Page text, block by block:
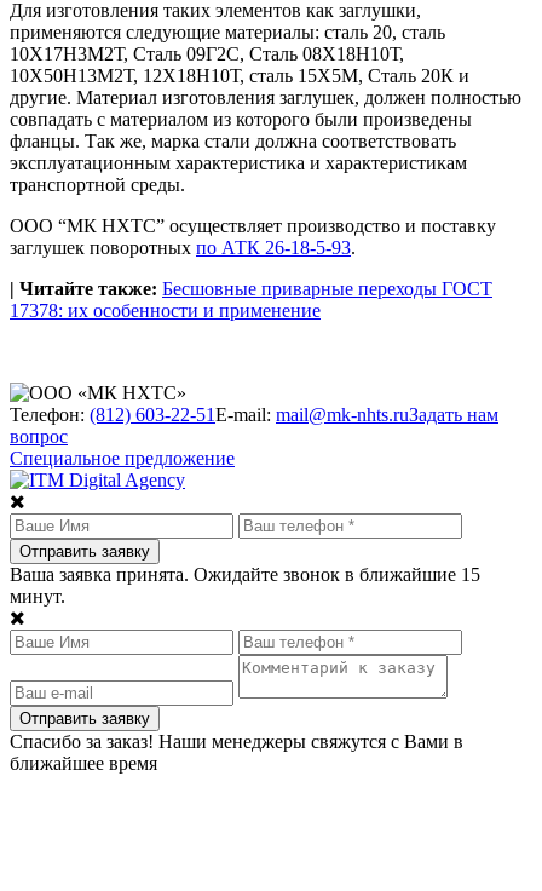
Для изготовления таких элементов как заглушки,
применяются следующие материалы: сталь 20, сталь
10Х17Н3М2Т, Сталь 09Г2С, Сталь 08Х18Н10Т,
10Х50Н13М2Т, 12Х18Н10Т, сталь 15Х5М, Сталь 20К и
другие. Материал изготовления заглушек, должен полностью
совпадать с материалом из которого были произведены
фланцы. Так же, марка стали должна соответствовать
эксплуатационным характеристика и характеристикам
транспортной среды.
ООО “МК НХТС” осуществляет производство и поставку
заглушек поворотных по АТК 26-18-5-93.
| Читайте также: Бесшовные приварные переходы ГОСТ
17378: их особенности и применение
Телефон: (812) 603-22-51E-mail: mail@mk-nhts.ruЗадать нам
вопрос
Специальное предложение
Ваша заявка принята. Ожидайте звонок в ближайшие 15
минут.
Спасибо за заказ! Наши менеджеры свяжутся с Вами в
ближайшее время